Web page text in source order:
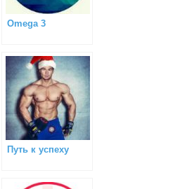
Omega 3
Путь к успеху